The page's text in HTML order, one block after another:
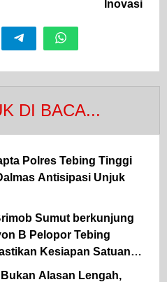
Inovasi
DI BACA...
Polres Tebing Tinggi
Antisipasi Unjuk
Sumut berkunjung
B Pelopor Tebing
Kesiapan Satuan
ketahanan Pangan
Bukan Alasan Lengah,